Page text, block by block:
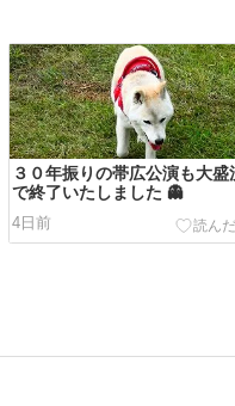
３０年振りの帯広公演も大盛
で終了いたしました 👻
4日前